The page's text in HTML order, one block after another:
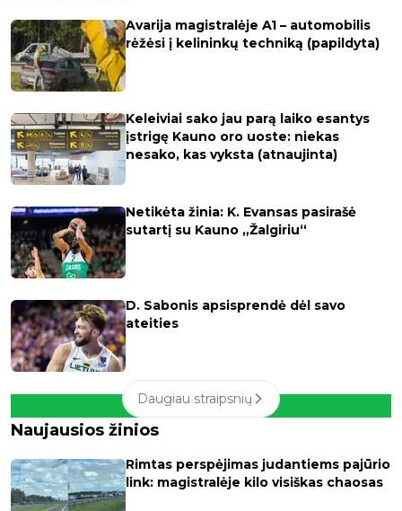
Avarija magistralėje A1 – automobilis
rėžėsi į kelininkų techniką (papildyta)
Keleiviai sako jau parą laiko esantys
įstrigę Kauno oro uoste: niekas
nesako, kas vyksta (atnaujinta)
Netikėta žinia: K. Evansas pasirašė
sutartį su Kauno „Žalgiriu“
D. Sabonis apsisprendė dėl savo
ateities
Daugiau straipsnių
Naujausios žinios
Rimtas perspėjimas judantiems pajūrio
link: magistralėje kilo visiškas chaosas